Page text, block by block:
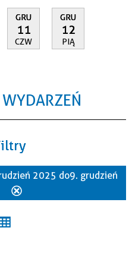
GRU
11
CZW
GRU
12
PIĄ
2025 do 9. grudzień